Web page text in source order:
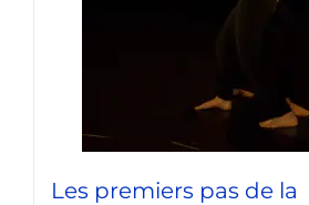
Les premiers pas de la